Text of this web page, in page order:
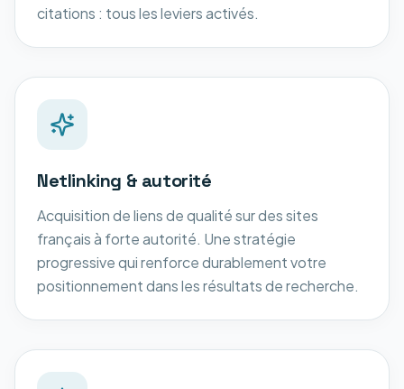
citations : tous les leviers activés.
Netlinking & autorité
Acquisition de liens de qualité sur des sites
français à forte autorité. Une stratégie
progressive qui renforce durablement votre
positionnement dans les résultats de recherche.